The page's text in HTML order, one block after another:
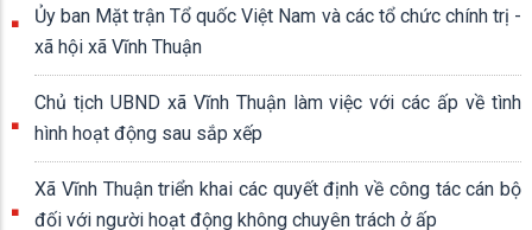
Ủy ban Mặt trận Tổ quốc Việt Nam và các tổ chức chính trị -
xã hội xã Vĩnh Thuận
Chủ tịch UBND xã Vĩnh Thuận làm việc với các ấp về tình
hình hoạt động sau sắp xếp
Xã Vĩnh Thuận triển khai các quyết định về công tác cán bộ
đối với người hoạt động không chuyên trách ở ấp